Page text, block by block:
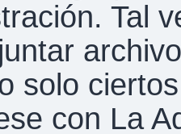
Tal
solo
con La